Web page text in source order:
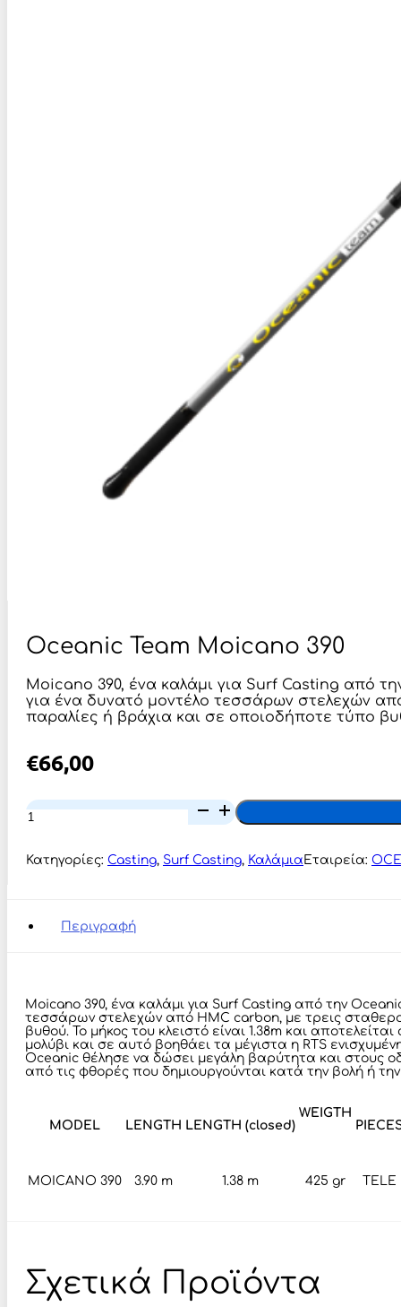
Oceanic Team Moicano 390
Moicano 390, ένα καλάμι για Surf Casting από
για ένα δυνατό μοντέλο τεσσάρων στελεχών
παραλίες ή βράχια και σε οποιοδήποτε τύπο
€66,00
Oceanic
Team
390
ποσότητα
Κατηγορίες: Casting, Surf Casting, Καλάμια Εταιρεία:
Περιγραφή
Moicano 390, ένα καλάμι για Surf Casting από την
τεσσάρων στελεχών από HMC carbon, με τρεις
βυθού. Το μήκος του κλειστό είναι 1.38m και
μολύβι και σε αυτό βοηθάει τα μέγιστα η RTS
Oceanic θέλησε να δώσει μεγάλη βαρύτητα και στους
από τις φθορές που δημιουργούνται κατά την βολή ή
MODEL LENGTH LENGTH (closed)
WEIGTH
MOICANO 390 3.90 m 1.38 m 425 gr TELE
Σχετικά Προϊόντα